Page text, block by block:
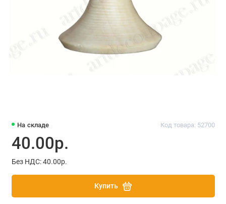
На складе Код товара: 52700
40.00р.
Без НДС: 40.00р.
Купить